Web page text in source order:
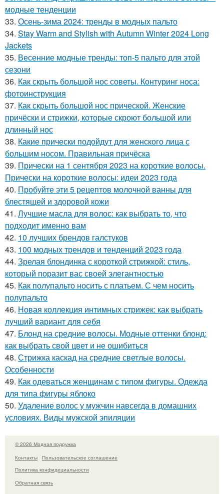
модные тенденции
33. Осень-зима 2024: тренды в модных пальто
34. Stay Warm and Stylish with Autumn Winter 2024 Long
Jackets
35. Весенние модные тренды: топ-5 пальто для этой
сезони
36. Как скрыть большой нос советы. Контуринг носа:
фотоинструкция
37. Как скрыть большой нос прической. Женские
причёски и стрижки, которые скроют большой или
длинный нос
38. Какие прически подойдут для женского лица с
большим носом. Правильная причёска
39. Прически на 1 сентября 2023 на короткие волосы.
Прически на короткие волосы: идеи 2023 года
40. Пробуйте эти 5 рецептов молочной ванны для
блестящей и здоровой кожи
41. Лучшие масла для волос: как выбрать то, что
подходит именно вам
42. 10 лучших брендов галстуков
43. 100 модных трендов и тенденций 2023 года
44. Зрелая блондинка с короткой стрижкой: стиль,
который поразит вас своей элегантностью
45. Как полупальто носить с платьем. С чем носить
полупальто
46. Новая коллекция интимных стрижек: как выбрать
лучший вариант для себя
47. Блонд на средние волосы. Модные оттенки блонд:
как выбрать свой цвет и не ошибиться
48. Стрижка каскад на средние светлые волосы.
Особенности
49. Как одеваться женщинам с типом фигуры. Одежда
для типа фигуры яблоко
50. Удаление волос у мужчин навсегда в домашних
условиях. Виды мужской эпиляции
© 2026 Модная подружка
Контакты
Пользовательское соглашение
Политика конфидециальности
Обратная связь